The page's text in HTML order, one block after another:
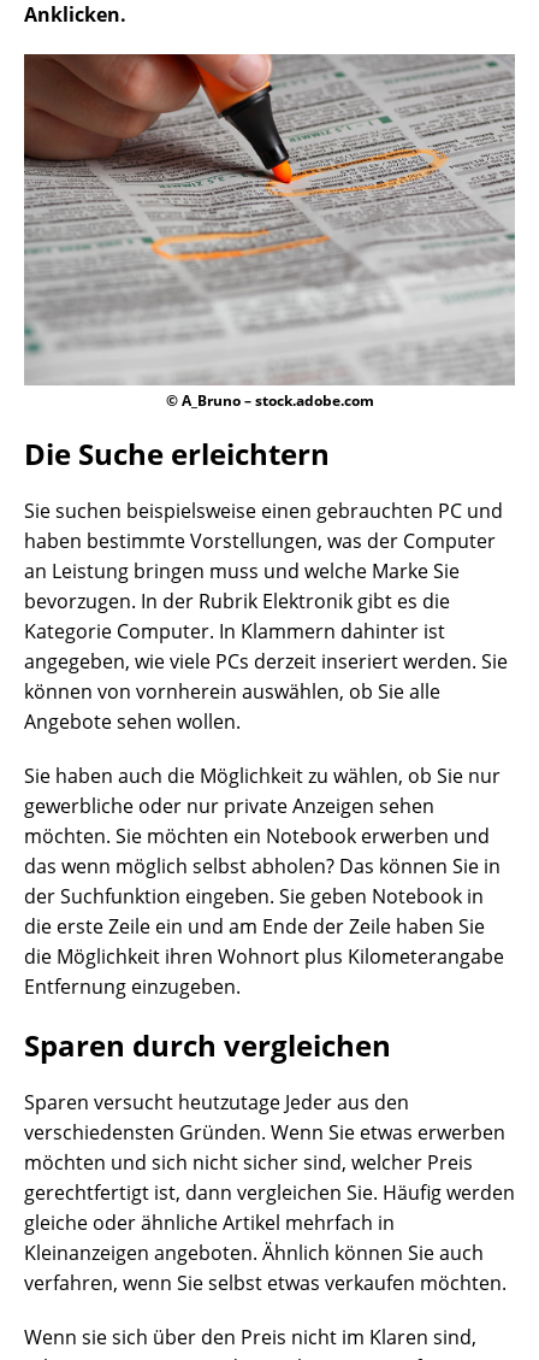
Anklicken.
© A_Bruno – stock.adobe.com
Die Suche erleichtern
Sie suchen beispielsweise einen gebrauchten PC und
haben bestimmte Vorstellungen, was der Computer
an Leistung bringen muss und welche Marke Sie
bevorzugen. In der Rubrik Elektronik gibt es die
Kategorie Computer. In Klammern dahinter ist
angegeben, wie viele PCs derzeit inseriert werden. Sie
können von vornherein auswählen, ob Sie alle
Angebote sehen wollen.
Sie haben auch die Möglichkeit zu wählen, ob Sie nur
gewerbliche oder nur private Anzeigen sehen
möchten. Sie möchten ein Notebook erwerben und
das wenn möglich selbst abholen? Das können Sie in
der Suchfunktion eingeben. Sie geben Notebook in
die erste Zeile ein und am Ende der Zeile haben Sie
die Möglichkeit ihren Wohnort plus Kilometerangabe
Entfernung einzugeben.
Sparen durch vergleichen
Sparen versucht heutzutage Jeder aus den
verschiedensten Gründen. Wenn Sie etwas erwerben
möchten und sich nicht sicher sind, welcher Preis
gerechtfertigt ist, dann vergleichen Sie. Häufig werden
gleiche oder ähnliche Artikel mehrfach in
Kleinanzeigen angeboten. Ähnlich können Sie auch
verfahren, wenn Sie selbst etwas verkaufen möchten.
Wenn sie sich über den Preis nicht im Klaren sind,